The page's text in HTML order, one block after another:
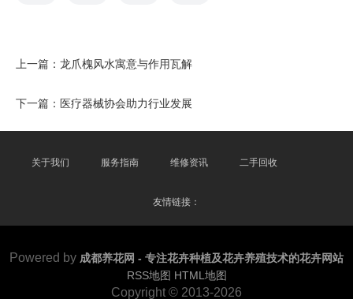
上一篇： 龙爪槐风水寓意与作用瓦解
下一篇： 医疗器械协会助力行业发展
关于我们 服务指南 维修资讯 二手回收
友情链接：
Powered by 成都养花网 - 专注花卉种植及花卉养殖技术的花卉网站
RSS地图 HTML地图
Copyright © 2013-2026